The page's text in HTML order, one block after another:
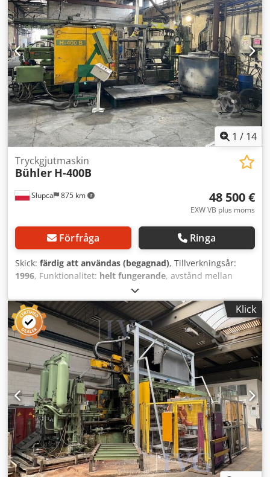
uppgraderats till en ny S7 och batterierna har bytts ut.
Maskinen är fullt fungerande och är i kontinuerlig
produktion. Vid frågor eller behov av ytterligare
information, vänligen skicka ett meddelande eller kontakta
oss per telefon.
1 / 14
Słupca 875 km
Tryckgjutmaskin
Bühler H-400B
48 500 €
EXW VB plus moms
Förfråga Ringa
Skick: färdig att användas (begagnad), Tillverkningsår:
1996, Funktionalitet: helt fungerande, avstånd mellan
, stängningsslag:
2 500 mm, total bredd:2 400 mm, slaglängd:480 mm,
total längd:7 500 mm, pelardiameter:120 mm,
utstötningskraft:240 000 N, utkastarslag:145 mm, minsta
formhöjd:250 mm , typ av ingående ström:trefas,
inspänning:400 V, totalvikt:16 600 kg, klämkraft:4 600 kN,
effekt:31,5 kW (42,83 hk), arbetsstyckets vikt (max.):8 kg
tryck:160 stång, Utrustning:dokumentation / manual,
BÜHLER GDM H-400B Version 6.0 – 460T Komplett cell för
aluminiumpressgjutning med automatisk formsprutning
och automatiskt påfyllningsskopa Tillverkare BÜHLER
Modell GDM H-400B Version 6.0 Tillverkningsår 1996 Skick
Komplett och fullt fungerande maskin, regelbundet
använd. Visning under drift kan bokas enligt
överenskommelse. Beskrivning Vi erbjuder till försäljning
Klick